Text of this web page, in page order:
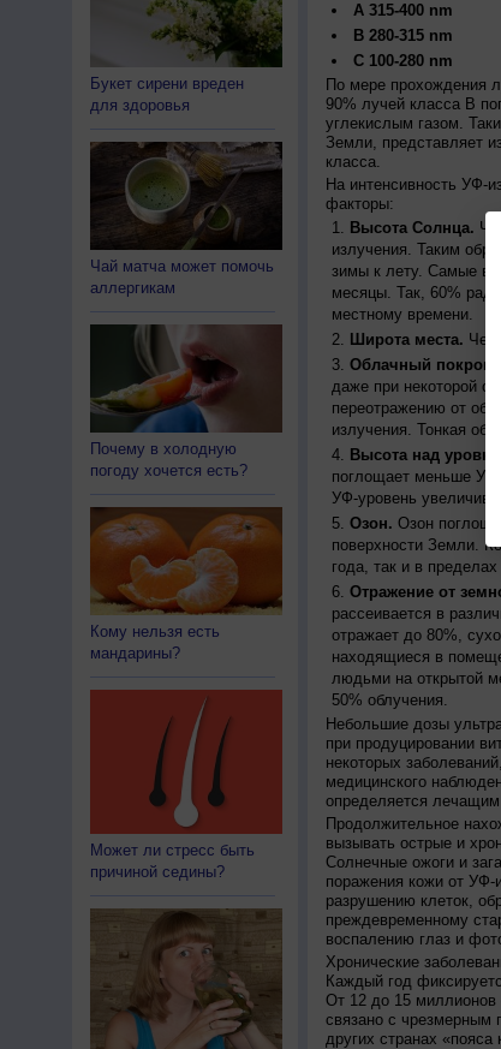
Букет сирени вреден
для здоровья
Чай матча может помочь
аллергикам
Почему в холодную
погоду хочется есть?
Кому нельзя есть
мандарины?
Может ли стресс быть
причиной седины?
A 315-400 nm
B 280-315 nm
C 100-280 nm
По мере прохождения
90% лучей класса B
углекислым газом.
Земли, представляет
класса.
На интенсивность УФ-
факторы:
Высота Солнца.
излучения. Таким
зимы к лету. Самые
месяцы. Так, 60%
местному времени.
Широта места. Чем
Облачный покров.
даже при некоторой
переотражению от
излучения. Тонкая
Высота над
поглощает меньше
УФ-уровень
Озон. Озон
поверхности Земли.
года, так и в
Отражение от
рассеивается в
отражает до 80%,
находящиеся в
людьми на открытой
50% облучения.
Небольшие дозы
при продуцировании
некоторых
медицинского
определяется
Продолжительное
вызывать острые и
Солнечные ожоги и
поражения кожи от УФ-
разрушению клеток,
преждевременному
воспалению глаз и
Хронические
Каждый год
От 12 до 15 миллионов
связано с чрезмерным
других странах «пояса